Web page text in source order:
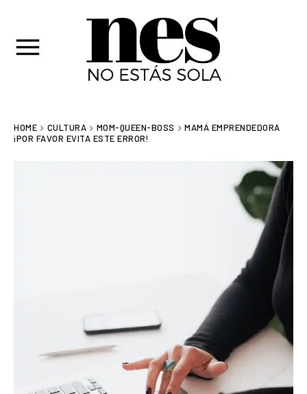
HOME CULTURA MOM-QUEEN-BOSS
MAMÁ EMPRENDEDORA
¡POR FAVOR EVITA ESTE ERROR!